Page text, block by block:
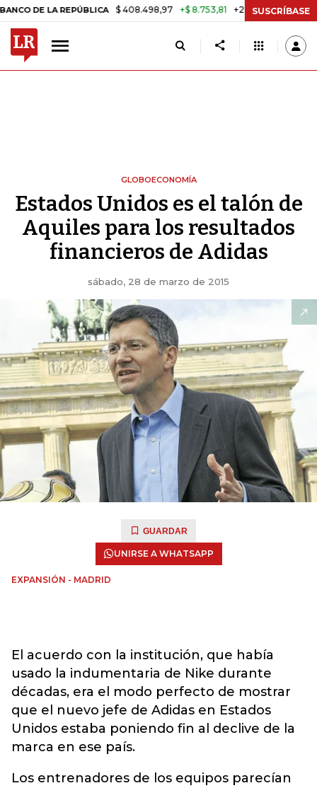
LA REPÚBLICA $ 408.498,97 +$ 8.753,81 +2,19% TASA DE
SUSCRÍBASE
GLOBOECONOMÍA
Estados Unidos es el talón de
Aquiles para los resultados
financieros de Adidas
sábado, 28 de marzo de 2015
GUARDAR
UNIRSE A WHATSAPP
EXPANSIÓN - MADRID
El acuerdo con la institución, que había
usado la indumentaria de Nike durante
décadas, era el modo perfecto de mostrar
que el nuevo jefe de Adidas en Estados
Unidos estaba poniendo fin al declive de la
marca en ese país.
Los entrenadores de los equipos parecían